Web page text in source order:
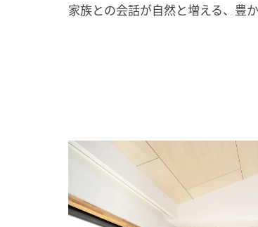
家族との会話が自然と増える、豊